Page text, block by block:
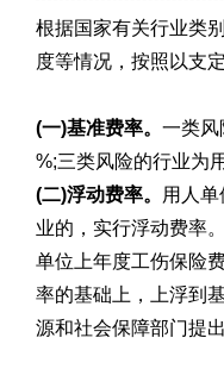
根据国家有关行业类
度等情况，按照以支
(一)基准费率。 一类风
%;三类风险的行业为
(二)浮动费率。
用人
业的，实行浮动费率
单位上年度工伤保险
率的基础上，上浮到
源和社会保障部门提